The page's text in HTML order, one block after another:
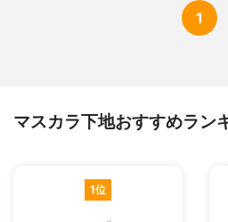
1
マスカラ下地おすすめラン
1位